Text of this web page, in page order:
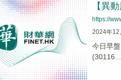
【異
https://
2024年12
今日早
(30116...